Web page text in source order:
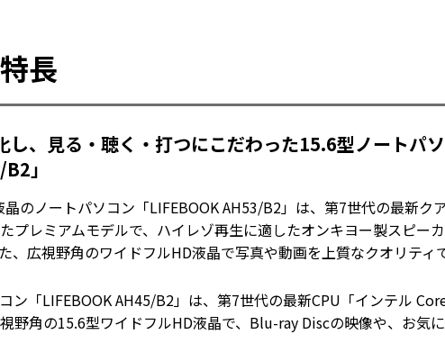
長
し、見る・聴く・打つにこだわった15.6型ノートパ
」
のノートパソコン「LIFEBOOK AH53/B2」は、第7世代の最新
プレミアムモデルで、ハイレゾ再生に適したオンキヨー製スピー
、広視野角のワイドフルHD液晶で写真や動画を上質なクオリティ
ン「LIFEBOOK AH45/B2」は、第7世代の最新CPU「インテル
野角の15.6型ワイドフルHD液晶で、Blu-ray Discの映像や、お気